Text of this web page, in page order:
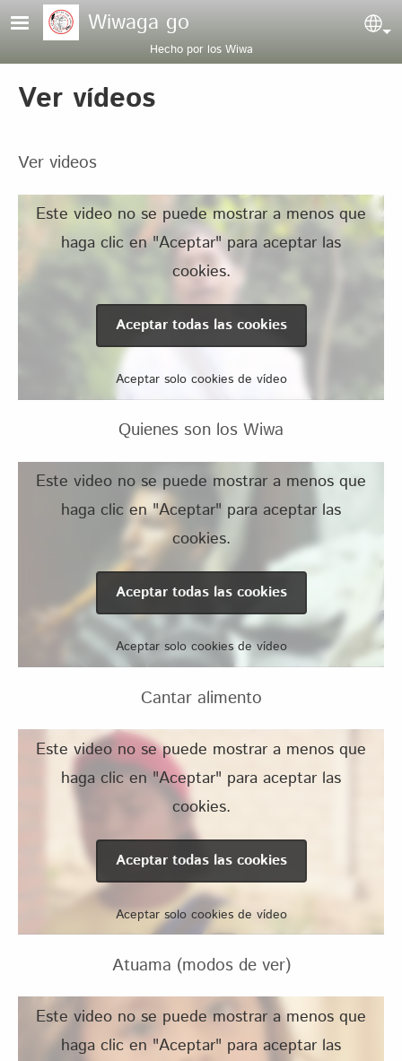
Pasar al contenido principal
Wiwaga go
Hecho por los Wiwa
Ver vídeos
Ver videos
Este video no se puede mostrar a menos que
haga clic en "Aceptar" para aceptar las
cookies.
Aceptar todas las cookies
Aceptar solo cookies de vídeo
Quienes son los Wiwa
Este video no se puede mostrar a menos que
haga clic en "Aceptar" para aceptar las
cookies.
Aceptar todas las cookies
Aceptar solo cookies de vídeo
Cantar alimento
Este video no se puede mostrar a menos que
haga clic en "Aceptar" para aceptar las
cookies.
Aceptar todas las cookies
Aceptar solo cookies de vídeo
Atuama (modos de ver)
Este video no se puede mostrar a menos que
haga clic en "Aceptar" para aceptar las